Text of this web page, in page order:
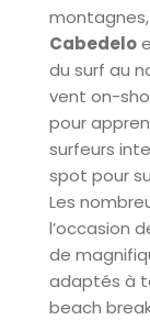
Cabedelo
du surf au
vent on-
pour
surfeurs
spot pour
Les
l’occasion
de
adaptés à
beach